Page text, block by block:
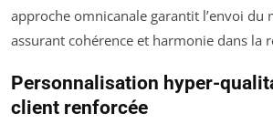
approche omnicanale garantit l’envoi du
assurant cohérence et harmonie dans la
Personnalisation hyper-
client renforcée